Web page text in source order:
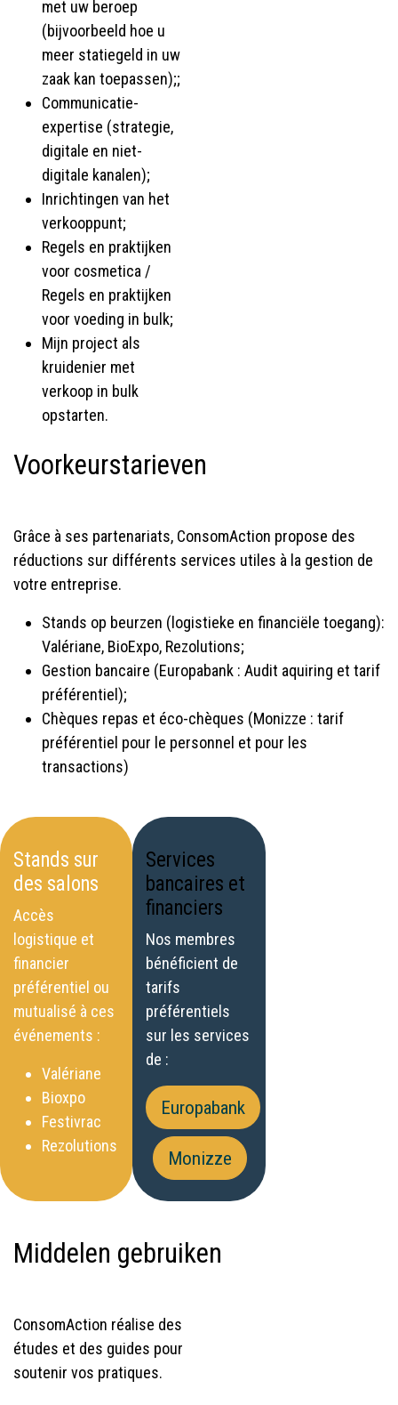
met uw beroep
(bijvoorbeeld hoe u
meer statiegeld in uw
zaak kan toepassen);;
Communicatie-
expertise (strategie,
digitale en niet-
digitale kanalen);
Inrichtingen van het
verkooppunt;
Regels en praktijken
voor cosmetica /
Regels en praktijken
voor voeding in bulk;
Mijn project als
kruidenier met
verkoop in bulk
opstarten.
Voorkeurstarieven
Grâce à ses partenariats, ConsomAction propose des
réductions sur différents services utiles à la gestion de
votre entreprise.
Stands op beurzen (logistieke en financiële toegang):
Valériane, BioExpo, Rezolutions;
Gestion bancaire (Europabank : Audit aquiring et tarif
préférentiel);
Chèques repas et éco-chèques (Monizze : tarif
préférentiel pour le personnel et pour les
transactions)
Stands sur
des salons
​Accès
logistique et
financier
préférentiel ou
mutualisé à ces
événements :
Valériane
Bioxpo
Festivrac
Rezolutions
Services
bancaires et
financiers
Nos membres
bénéficient de
tarifs
préférentiels
sur les services
de :
Europabank
Monizze
Middelen gebruiken
ConsomAction réalise des
études et des guides pour
soutenir vos pratiques.